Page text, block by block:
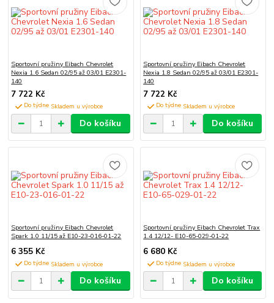
Sportovní pružiny Eibach Chevrolet
Nexia 1.6 Sedan 02/95 až 03/01 E2301-
140
7 722 Kč
Do týdne
Do košíku
Sportovní pružiny Eibach Chevrolet
Nexia 1.8 Sedan 02/95 až 03/01 E2301-
140
7 722 Kč
Do týdne
Do košíku
Sportovní pružiny Eibach Chevrolet
Spark 1.0 11/15 až E10-23-016-01-22
6 355 Kč
Do týdne
Do košíku
Sportovní pružiny Eibach Chevrolet Trax
1.4 12/12- E10-65-029-01-22
6 680 Kč
Do týdne
Do košíku